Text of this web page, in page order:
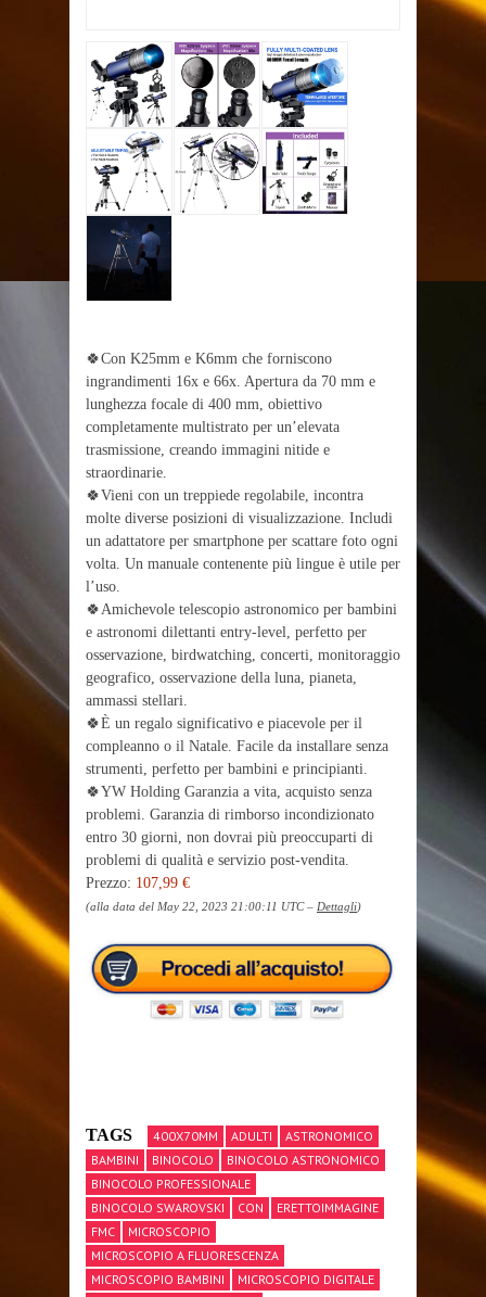
🍀Con K25mm e K6mm che forniscono
ingrandimenti 16x e 66x. Apertura da 70 mm e
lunghezza focale di 400 mm, obiettivo
completamente multistrato per un’elevata
trasmissione, creando immagini nitide e
straordinarie.
🍀Vieni con un treppiede regolabile, incontra
molte diverse posizioni di visualizzazione. Includi
un adattatore per smartphone per scattare foto ogni
volta. Un manuale contenente più lingue è utile per
l’uso.
🍀Amichevole telescopio astronomico per bambini
e astronomi dilettanti entry-level, perfetto per
osservazione, birdwatching, concerti, monitoraggio
geografico, osservazione della luna, pianeta,
ammassi stellari.
🍀È un regalo significativo e piacevole per il
compleanno o il Natale. Facile da installare senza
strumenti, perfetto per bambini e principianti.
🍀YW Holding Garanzia a vita, acquisto senza
problemi. Garanzia di rimborso incondizionato
entro 30 giorni, non dovrai più preoccuparti di
problemi di qualità e servizio post-vendita.
Prezzo: 107,99 €
(alla data del May 22, 2023 21:00:11 UTC – Dettagli)
TAGS 400X70MM ADULTI
ASTRONOMICO
BAMBINI
BINOCOLO
BINOCOLO ASTRONOMICO
BINOCOLO PROFESSIONALE
BINOCOLO SWAROVSKI
CON
ERETTOIMMAGINE
FMC
MICROSCOPIO
MICROSCOPIO A FLUORESCENZA
MICROSCOPIO BAMBINI
MICROSCOPIO DIGITALE